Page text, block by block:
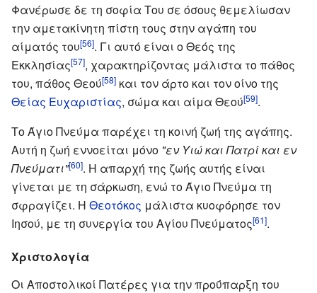
Φανέρωσε δε τη σοφία Του σε όσους θεμελίωσαν
την αμετακίνητη πίστη τους στην αγάπη του
αίματός του[56]. Γι αυτό είναι ο Θεός της
Εκκλησίας[57], χαρακτηρίζοντας μάλιστα το πάθος
του, πάθος Θεού[58] και τον άρτο και τον οίνο της
Θείας Ευχαριστίας, σώμα και αίμα Θεού[59].
Το Άγιο Πνεύμα παρέχει τη κοινή ζωή της αγάπης.
Αυτή η ζωή εννοείται μόνο "εν Υιώ και Πατρί και εν
Πνεύματι"[60]. Η απαρχή της ζωής αυτής είναι
γίνεται με τη σάρκωση, ενώ το Άγιο Πνεύμα τη
σφραγίζει. Η Θεοτόκος μάλιστα κυοφόρησε τον
Ιησού, με τη συνεργία του Αγίου Πνεύματος[61].
Χριστολογία
Οι Αποστολικοί Πατέρες για την προΰπαρξη του